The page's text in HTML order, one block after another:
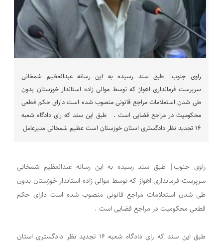
راوی جنوب| طبق سند رسیده به این رسانه عبدالعظیم شمخانی
سرپرست فرمانداری اهواز که توسط موالی زاده استاندار خوزستان بدون
طی شدن استعلامات مراجع قانونی منصوب شده است دارای حکم قطعی
محکومیت در مراجع قضایی است . طبق این سند که رای دادگاه شعبه
۱۶ تجدید نظر دادگستری استان خوزستان است عظیم شمخانی مدیرعامل
راوی جنوب| طبق سند رسیده به این رسانه عبدالعظیم شمخانی
سرپرست فرمانداری اهواز که توسط موالی زاده استاندار خوزستان بدون
طی شدن استعلامات مراجع قانونی منصوب شده است دارای حکم
قطعی محکومیت در مراجع قضایی است .
طبق این سند که رای دادگاه شعبه ۱۶ تجدید نظر دادگستری استان